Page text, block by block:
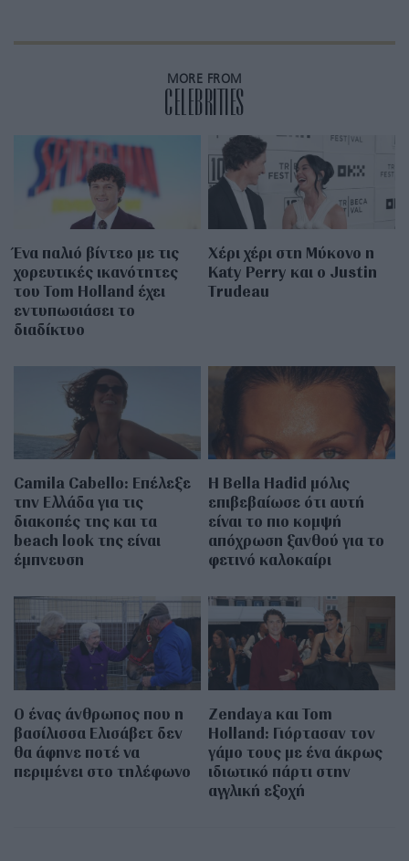
MORE FROM
CELEBRITIES
Ένα παλιό βίντεο με τις
χορευτικές ικανότητες
του Tom Holland έχει
εντυπωσιάσει το
διαδίκτυο
Χέρι χέρι στη Μύκονο η
Katy Perry και ο Justin
Trudeau
Camila Cabello: Επέλεξε
την Ελλάδα για τις
διακοπές της και τα
beach look της είναι
έμπνευση
Η Bella Hadid μόλις
επιβεβαίωσε ότι αυτή
είναι το πιο κομψή
απόχρωση ξανθού για το
φετινό καλοκαίρι
Ο ένας άνθρωπος που η
βασίλισσα Ελισάβετ δεν
θα άφηνε ποτέ να
περιμένει στο τηλέφωνο
Zendaya και Tom
Holland: Γιόρτασαν τον
γάμο τους με ένα άκρως
ιδιωτικό πάρτι στην
αγγλική εξοχή